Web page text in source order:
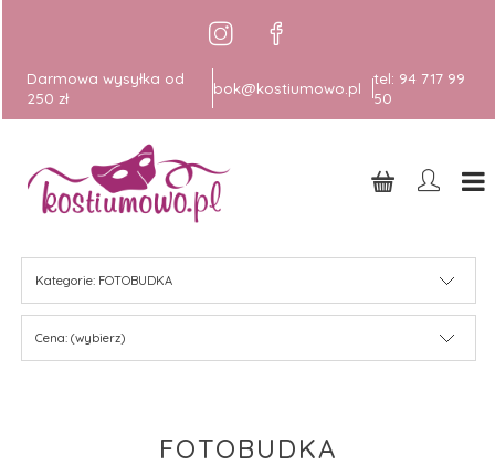
Darmowa wysyłka od
250 zł
bok@kostiumowo.pl
tel: 94 717 99
50
Kategorie: FOTOBUDKA
Cena: (wybierz)
FOTOBUDKA